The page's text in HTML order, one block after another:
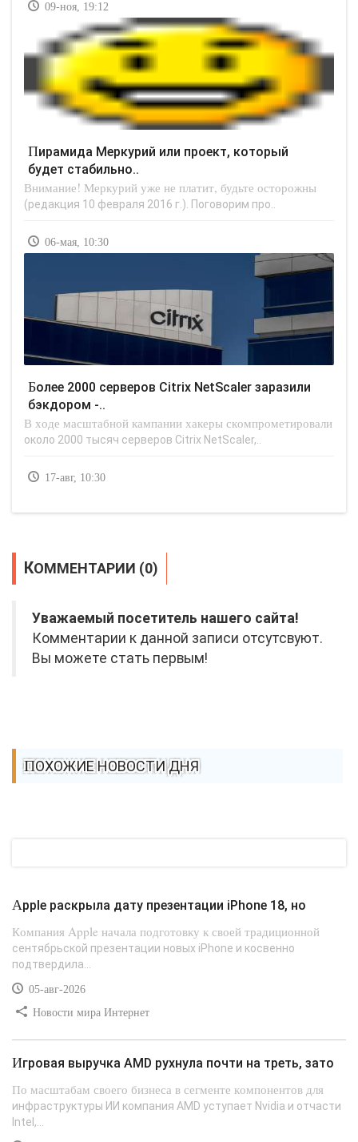
09-ноя, 19:12
Пирамида Меркурий или проект, который
будет стабильно..
Внимание! Меркурий уже не платит, будьте осторожны
(редакция 10 февраля 2016 г.). Поговорим про..
06-мая, 10:30
Более 2000 серверов Citrix NetScaler заразили
бэкдором -..
В ходе масштабной кампании хакеры скомпрометировали
около 2000 тысяч серверов Citrix NetScaler,..
17-авг, 10:30
КОММЕНТАРИИ (0)
Уважаемый посетитель нашего сайта!
Комментарии к данной записи отсутсвуют.
Вы можете стать первым!
ПОХОЖИЕ НОВОСТИ ДНЯ
Apple раскрыла дату презентации iPhone 18, но
Компания Apple начала подготовку к своей традиционной
сентябрьской презентации новых iPhone и косвенно
подтвердила...
05-авг-2026
Новости мира Интернет
Игровая выручка AMD рухнула почти на треть, зато
По масштабам своего бизнеса в сегменте компонентов для
инфраструктуры ИИ компания AMD уступает Nvidia и отчасти
Intel,...